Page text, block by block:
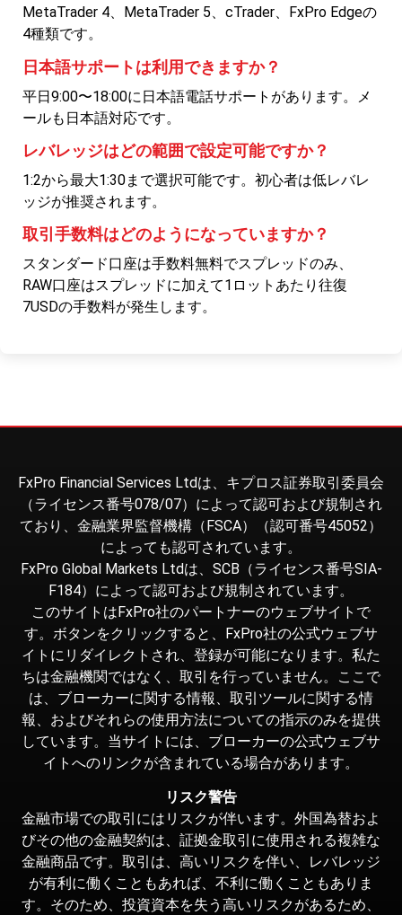
MetaTrader 4、MetaTrader 5、cTrader、FxPro Edgeの
4種類です。
日本語サポートは利用できますか？
平日9:00〜18:00に日本語電話サポートがあります。メ
ールも日本語対応です。
レバレッジはどの範囲で設定可能ですか？
1:2から最大1:30まで選択可能です。初心者は低レバレ
ッジが推奨されます。
取引手数料はどのようになっていますか？
スタンダード口座は手数料無料でスプレッドのみ、
RAW口座はスプレッドに加えて1ロットあたり往復
7USDの手数料が発生します。
FxPro Financial Services Ltdは、キプロス証券取引委員会
（ライセンス番号078/07）によって認可および規制され
ており、金融業界監督機構（FSCA）（認可番号45052）
によっても認可されています。
FxPro Global Markets Ltdは、SCB（ライセンス番号SIA-
F184）によって認可および規制されています。
このサイトはFxPro社のパートナーのウェブサイトで
す。ボタンをクリックすると、FxPro社の公式ウェブサ
イトにリダイレクトされ、登録が可能になります。私た
ちは金融機関ではなく、取引を行っていません。ここで
は、ブローカーに関する情報、取引ツールに関する情
報、およびそれらの使用方法についての指示のみを提供
しています。当サイトには、ブローカーの公式ウェブサ
イトへのリンクが含まれている場合があります。
リスク警告
金融市場での取引にはリスクが伴います。外国為替およ
びその他の金融契約は、証拠金取引に使用される複雑な
金融商品です。取引は、高いリスクを伴い、レバレッジ
が有利に働くこともあれば、不利に働くこともありま
す。そのため、投資資本を失う高いリスクがあるため、